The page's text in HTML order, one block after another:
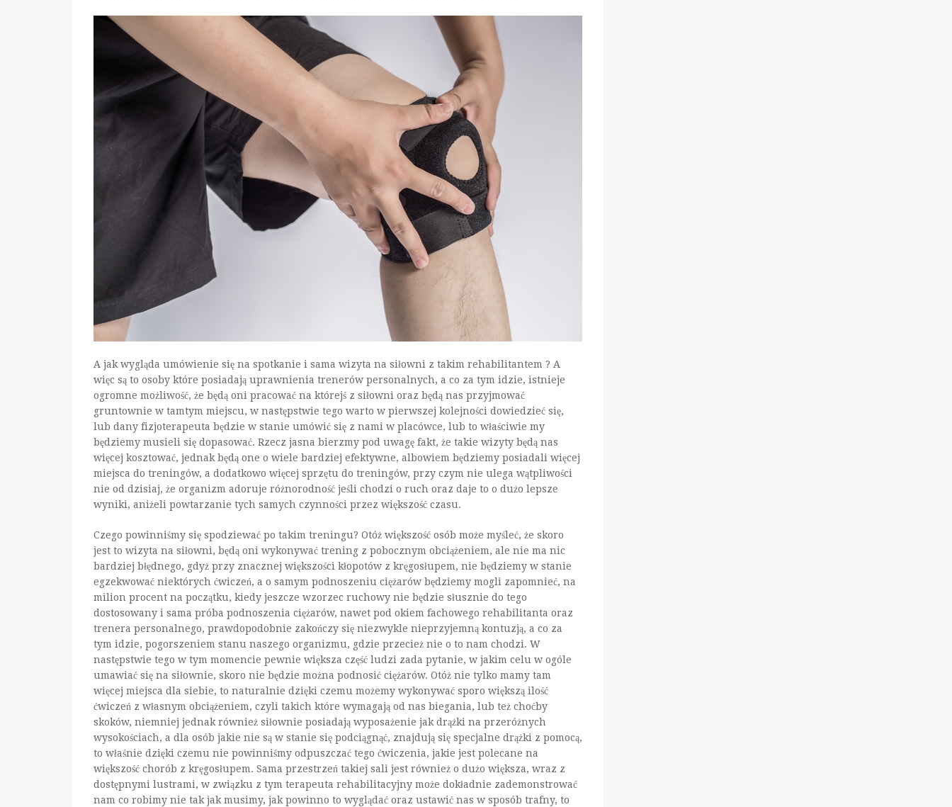
A jak wygląda umówienie się na spotkanie i sama wizyta na siłowni z takim rehabilitantem ? A
więc są to osoby które posiadają uprawnienia trenerów personalnych, a co za tym idzie, istnieje
ogromne możliwość, że będą oni pracować na którejś z siłowni oraz będą nas przyjmować
gruntownie w tamtym miejscu, w następstwie tego warto w pierwszej kolejności dowiedzieć się,
lub dany fizjoterapeuta będzie w stanie umówić się z nami w placówce, lub to właściwie my
będziemy musieli się dopasować. Rzecz jasna bierzmy pod uwagę fakt, że takie wizyty będą nas
więcej kosztować, jednak będą one o wiele bardziej efektywne, albowiem będziemy posiadali więcej
miejsca do treningów, a dodatkowo więcej sprzętu do treningów, przy czym nie ulega wątpliwości
nie od dzisiaj, że organizm adoruje różnorodność jeśli chodzi o ruch oraz daje to o dużo lepsze
wyniki, aniżeli powtarzanie tych samych czynności przez większość czasu.
Czego powinniśmy się spodziewać po takim treningu? Otóż większość osób może myśleć, że skoro
jest to wizyta na siłowni, będą oni wykonywać trening z pobocznym obciążeniem, ale nie ma nic
bardziej błędnego, gdyż przy znacznej większości kłopotów z kręgosłupem, nie będziemy w stanie
egzekwować niektórych ćwiczeń, a o samym podnoszeniu ciężarów będziemy mogli zapomnieć, na
milion procent na początku, kiedy jeszcze wzorzec ruchowy nie będzie słusznie do tego
dostosowany i sama próba podnoszenia ciężarów, nawet pod okiem fachowego rehabilitanta oraz
trenera personalnego, prawdopodobnie zakończy się niezwykle nieprzyjemną kontuzją, a co za
tym idzie, pogorszeniem stanu naszego organizmu, gdzie przecież nie o to nam chodzi. W
następstwie tego w tym momencie pewnie większa część ludzi zada pytanie, w jakim celu w ogóle
umawiać się na siłownie, skoro nie będzie można podnosić ciężarów. Otóż nie tylko mamy tam
więcej miejsca dla siebie, to naturalnie dzięki czemu możemy wykonywać sporo większą ilość
ćwiczeń z własnym obciążeniem, czyli takich które wymagają od nas biegania, lub też choćby
skoków, niemniej jednak również siłownie posiadają wyposażenie jak drążki na przeróżnych
wysokościach, a dla osób jakie nie są w stanie się podciągnąć, znajdują się specjalne drążki z pomocą,
to właśnie dzięki czemu nie powinniśmy odpuszczać tego ćwiczenia, jakie jest polecane na
większość chorób z kręgosłupem. Sama przestrzeń takiej sali jest również o dużo większa, wraz z
dostępnymi lustrami, w związku z tym terapeuta rehabilitacyjny może dokładnie zademonstrować
nam co robimy nie tak jak musimy, jak powinno to wyglądać oraz ustawić nas w sposób trafny, to